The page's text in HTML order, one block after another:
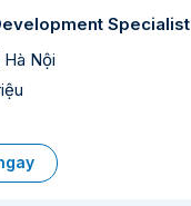
Specialist
Nội